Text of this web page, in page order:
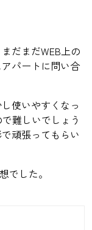
だまだWEB上の
パートに問い合
使いやすくなっ
難しいでしょう
頑張ってもらい
でした。